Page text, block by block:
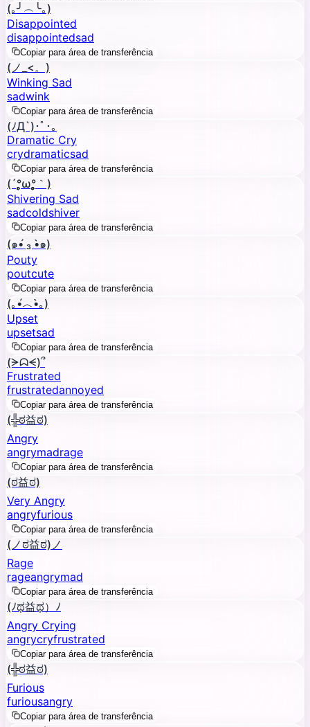
(｡╯︵╰｡)
Disappointed
disappointedsad
Copiar para área de transferência
(ノ_<。)
Winking Sad
sadwink
Copiar para área de transferência
(ﾉД`)･ﾟ･｡
Dramatic Cry
crydramaticsad
Copiar para área de transferência
(´°̥̥̥̥̥̥̥̥ω°̥̥̥̥̥̥̥̥｀)
Shivering Sad
sadcoldshiver
Copiar para área de transferência
(๑•́ ₃ •̀๑)
Pouty
poutcute
Copiar para área de transferência
(｡•́︿•̀｡)
Upset
upsetsad
Copiar para área de transferência
(ᗒᗣᗕ)՞
Frustrated
frustratedannoyed
Copiar para área de transferência
(╬ಠ益ಠ)
Angry
angrymadrage
Copiar para área de transferência
(ಠ益ಠ)
Very Angry
angryfurious
Copiar para área de transferência
(ノಠ益ಠ)ノ
Rage
rageangrymad
Copiar para área de transferência
(ﾉಥ益ಥ）ﾉ
Angry Crying
angrycryfrustrated
Copiar para área de transferência
(╬ಠ益ಠ)
Furious
furiousangry
Copiar para área de transferência